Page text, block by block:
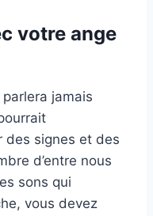
votre ange
jamais
des signes et des
d’entre nous
sons qui
vous devez